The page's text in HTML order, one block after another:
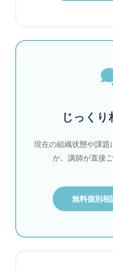
じっくり
現在の組織状態や課題
か。講師が直接
無料個別相